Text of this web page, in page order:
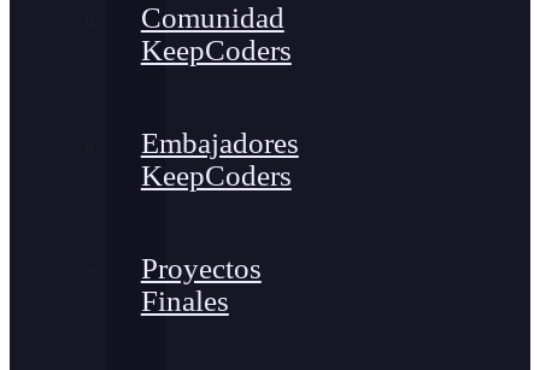
Comunidad
KeepCoders
Embajadores
KeepCoders
Proyectos
Finales